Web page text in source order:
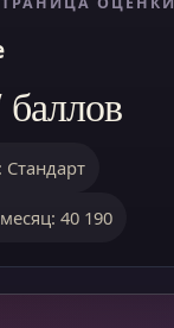
Стандарт
40 190